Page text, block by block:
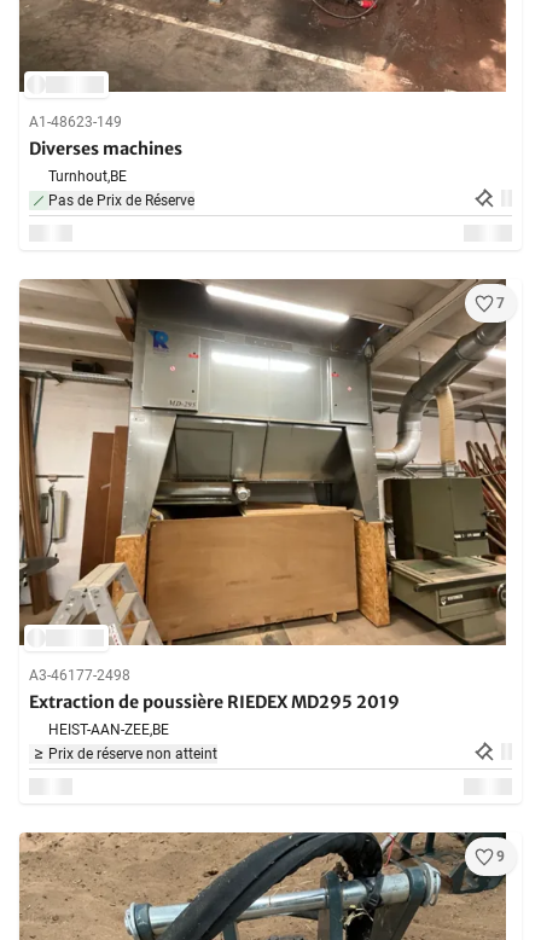
A1-48623-149
Diverses machines
Turnhout,BE
Pas de Prix de Réserve
7
A3-46177-2498
Extraction de poussière RIEDEX MD295 2019
HEIST-AAN-ZEE,BE
Prix de réserve non atteint
9